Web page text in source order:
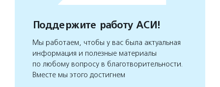
Поддержите работу АСИ!
Мы работаем, чтобы у вас была актуальная
информация и полезные материалы
по любому вопросу в благотворительности.
Вместе мы этого достигнем